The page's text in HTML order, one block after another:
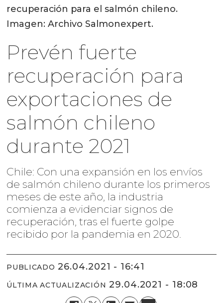
recuperación para el salmón chileno.
Imagen: Archivo Salmonexpert.
Prevén fuerte
recuperación para
exportaciones de
salmón chileno
durante 2021
Chile: Con una expansión en los envíos
de salmón chileno durante los primeros
meses de este año, la industria
comienza a evidenciar signos de
recuperación, tras el fuerte golpe
recibido por la pandemia en 2020.
PUBLICADO 26.04.2021 - 16:41
ÚLTIMA ACTUALIZACIÓN 29.04.2021 - 18:08